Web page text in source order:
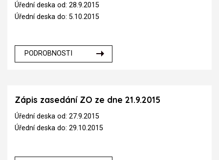
Úřední deska od: 28.9.2015
Úřední deska do: 5.10.2015
PODROBNOSTI
Zápis zasedání ZO ze dne 21.9.2015
Úřední deska od: 27.9.2015
Úřední deska do: 29.10.2015